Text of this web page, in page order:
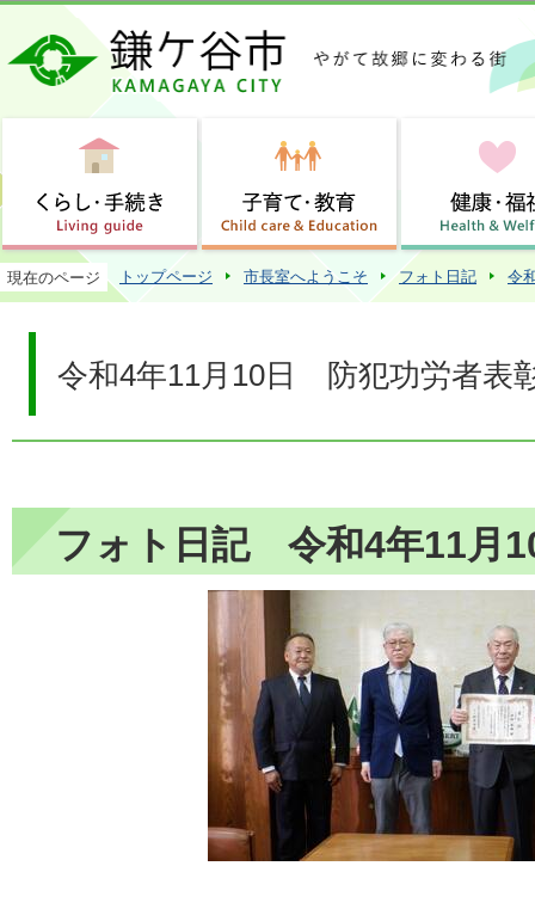
この
現在のページ トップページ 市長室へようこそ フォト日記 令
令和4年11月10日 防犯功労者表
フォト日記 令和4年11月